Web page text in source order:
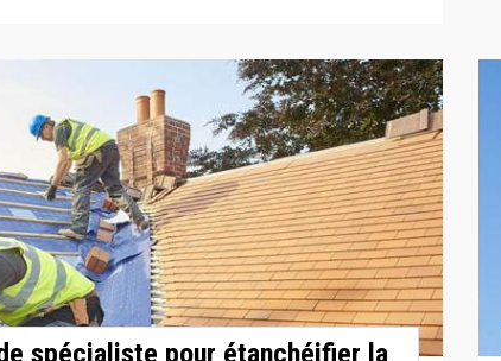
spécialiste pour étanchéifier la